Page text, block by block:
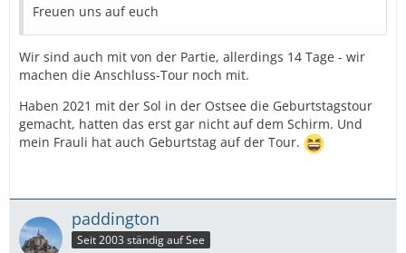
Freuen uns auf euch
Wir sind auch mit von der Partie, allerdings 14 Tage - wir
machen die Anschluss-Tour noch mit.
Haben 2021 mit der Sol in der Ostsee die Geburtstagstour
gemacht, hatten das erst gar nicht auf dem Schirm. Und
mein Frauli hat auch Geburtstag auf der Tour.
paddington
Seit 2003 ständig auf See